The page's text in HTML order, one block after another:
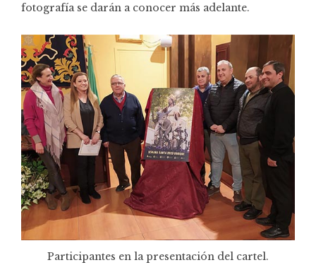
fotografía se darán a conocer más adelante.
Participantes en la presentación del cartel.